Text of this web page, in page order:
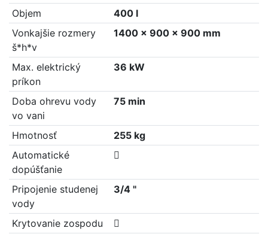
Objem
400 l
Vonkajšie rozmery
š*h*v
1400 x 900 x 900 mm
Max. elektrický
príkon
36 kW
Doba ohrevu vody
vo vani
75 min
Hmotnosť
255 kg
Automatické
dopúšťanie
Pripojenie studenej
vody
3/4 "
Krytovanie zospodu